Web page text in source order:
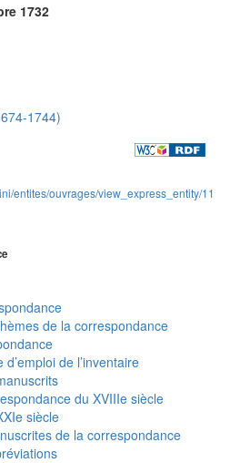
1732
1744)
entites/ouvrages/view_express_entity/11
de la correspondance
de l’inventaire
du XVIIIe siècle
siècle
de la correspondance